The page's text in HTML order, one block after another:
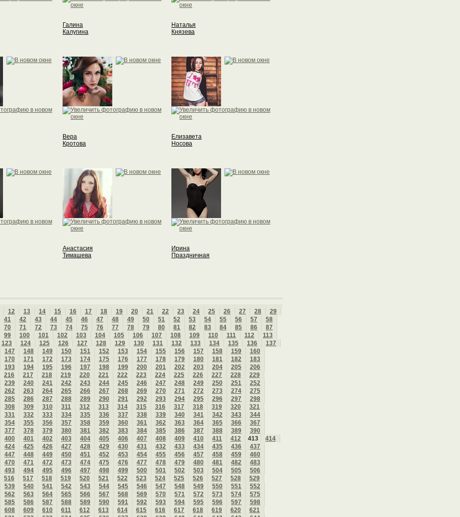
Галина
Калугина
Наталья
Князева
Вера
Кротова
Елизавета
Носова
Анастасия
Тимашева
Ирина
Праздничная
12 13 14 15 16 17 18 19 20 21 22 23 24 25 26 27 28
29
41 42 43 44 45 46 47 48 49 50 51 52 53 54 55 56 57
58
70 71 72 73 74 75 76 77 78 79 80 81 82 83 84 85 86
87
99 100 101 102 103 104 105 106 107 108 109 110 111 112
113
123 124 125 126 127 128 129 130 131 132 133 134 135 136
137
147 148 149 150 151 152 153 154 155 156 157 158 159
160
170 171 172 173 174 175 176 177 178 179 180 181 182
183
193 194 195 196 197 198 199 200 201 202 203 204 205
206
216 217 218 219 220 221 222 223 224 225 226 227 228
229
239 240 241 242 243 244 245 246 247 248 249 250 251
252
262 263 264 265 266 267 268 269 270 271 272 273 274
275
285 286 287 288 289 290 291 292 293 294 295 296 297
298
308 309 310 311 312 313 314 315 316 317 318 319 320
321
331 332 333 334 335 336 337 338 339 340 341 342 343
344
354 355 356 357 358 359 360 361 362 363 364 365 366
367
377 378 379 380 381 382 383 384 385 386 387 388 389
390
400 401 402 403 404 405 406 407 408 409 410 411 412 413
414
424 425 426 427 428 429 430 431 432 433 434 435 436
437
447 448 449 450 451 452 453 454 455 456 457 458 459
460
470 471 472 473 474 475 476 477 478 479 480 481 482
483
493 494 495 496 497 498 499 500 501 502 503 504 505
506
516 517 518 519 520 521 522 523 524 525 526 527 528
529
539 540 541 542 543 544 545 546 547 548 549 550 551
552
562 563 564 565 566 567 568 569 570 571 572 573 574
575
585 586 587 588 589 590 591 592 593 594 595 596 597
598
608 609 610 611 612 613 614 615 616 617 618 619 620
621